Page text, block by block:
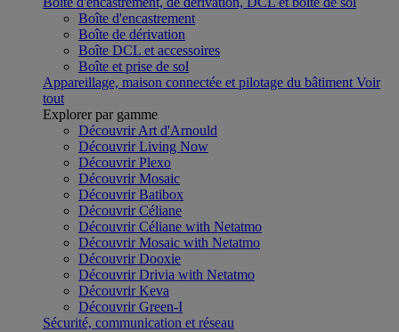
Boîte d'encastrement
Boîte de dérivation
Boîte DCL et accessoires
Boîte et prise de sol
Appareillage, maison connectée et pilotage du bâtiment Voir
tout
Explorer par gamme
Découvrir Art d'Arnould
Découvrir Living Now
Découvrir Plexo
Découvrir Mosaic
Découvrir Batibox
Découvrir Céliane
Découvrir Céliane with Netatmo
Découvrir Mosaic with Netatmo
Découvrir Dooxie
Découvrir Drivia with Netatmo
Découvrir Keva
Découvrir Green-I
Sécurité, communication et réseau